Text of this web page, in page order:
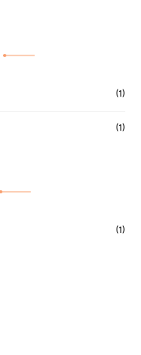
(1)
(1)
(1)